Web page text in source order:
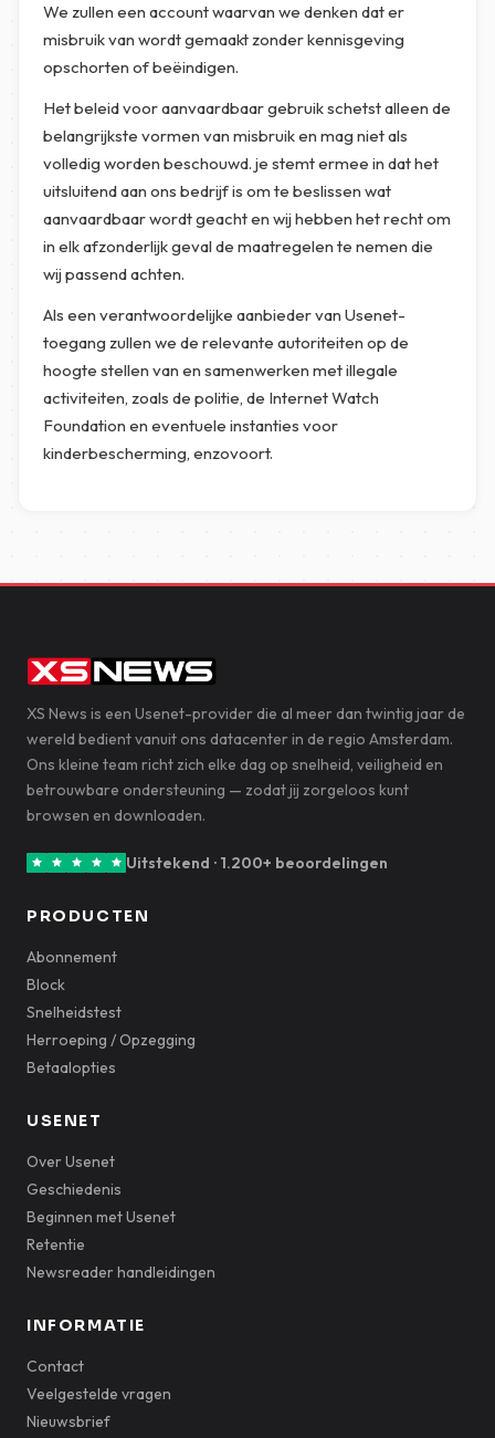
We zullen een account waarvan we denken dat er
misbruik van wordt gemaakt zonder kennisgeving
opschorten of beëindigen.
Het beleid voor aanvaardbaar gebruik schetst alleen de
belangrijkste vormen van misbruik en mag niet als
volledig worden beschouwd. je stemt ermee in dat het
uitsluitend aan ons bedrijf is om te beslissen wat
aanvaardbaar wordt geacht en wij hebben het recht om
in elk afzonderlijk geval de maatregelen te nemen die
wij passend achten.
Als een verantwoordelijke aanbieder van Usenet-
toegang zullen we de relevante autoriteiten op de
hoogte stellen van en samenwerken met illegale
activiteiten, zoals de politie, de Internet Watch
Foundation en eventuele instanties voor
kinderbescherming, enzovoort.
XS News is een Usenet-provider die al meer dan twintig jaar de
wereld bedient vanuit ons datacenter in de regio Amsterdam.
Ons kleine team richt zich elke dag op snelheid, veiligheid en
betrouwbare ondersteuning — zodat jij zorgeloos kunt
browsen en downloaden.
Uitstekend · 1.200+ beoordelingen
PRODUCTEN
Abonnement
Block
Snelheidstest
Herroeping / Opzegging
Betaalopties
USENET
Over Usenet
Geschiedenis
Beginnen met Usenet
Retentie
Newsreader handleidingen
INFORMATIE
Contact
Veelgestelde vragen
Nieuwsbrief